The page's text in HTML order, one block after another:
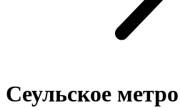
Сеульское метро